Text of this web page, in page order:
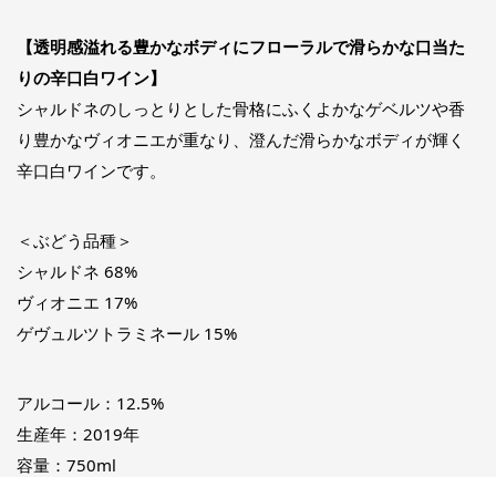
【透明感溢れる豊かなボディにフローラルで滑らかな口当た
りの辛口白ワイン】
シャルドネのしっとりとした骨格にふくよかなゲベルツや香
り豊かなヴィオニエが重なり、澄んだ滑らかなボディが輝く
辛口白ワインです。
＜ぶどう品種＞
シャルドネ 68%
ヴィオニエ 17%
ゲヴュルツトラミネール 15%
アルコール：12.5%
生産年：2019年
容量：750ml